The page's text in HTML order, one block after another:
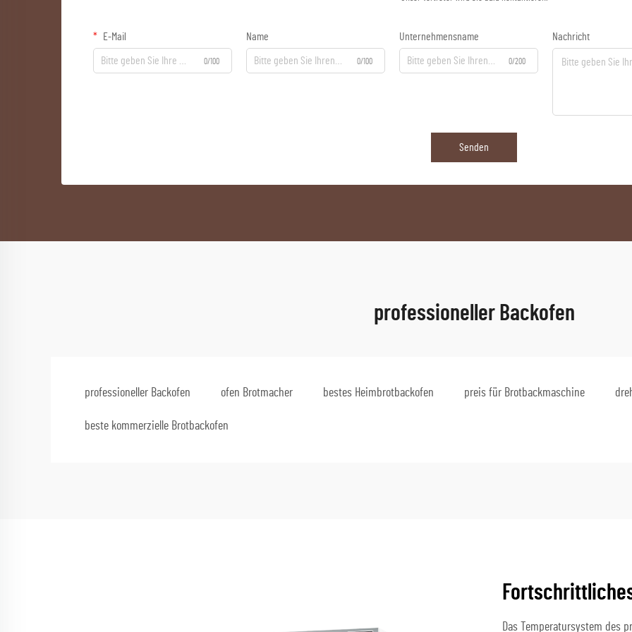
E-Mail
0/100
Name
0/100
Unternehmensname
0/200
Nachricht
Senden
professioneller Backofen
professioneller Backofen ofen Brotmacher bestes Heimbrotbackofen preis für Brotbackmaschine
beste kommerzielle Brotbackofen
Das Temperatursystem des